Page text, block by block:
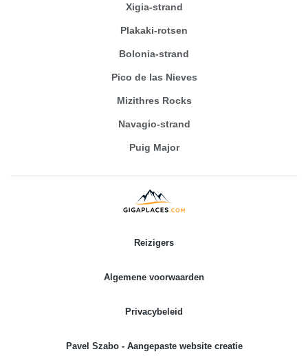
Xigia-strand
Plakaki-rotsen
Bolonia-strand
Pico de las Nieves
Mizithres Rocks
Navagio-strand
Puig Major
Reizigers
Algemene voorwaarden
Privacybeleid
Pavel Szabo - Aangepaste website creatie